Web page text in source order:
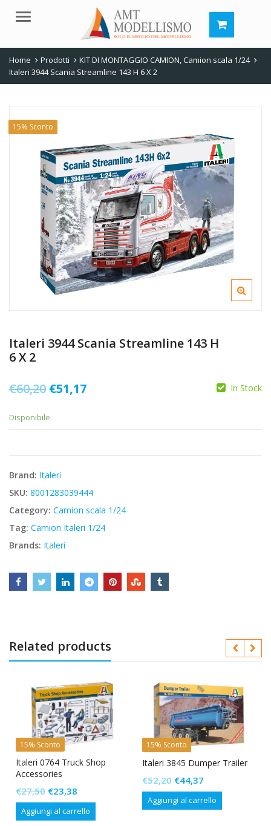
Menu
Home Prodotti KIT DI MONTAGGIO CAMION,Camion scala 1/24
Italeri 3944 Scania Streamline 143 H 6 X 2
15% Sconto
Italeri 3944 Scania Streamline 143 H
6 X 2
€60,20 Il
€51,17Il
In Stock
Disponibile
Brand: Italeri
SKU: 8001283039444
Category: Camion scala 1/24
Tag: Camion Italeri 1/24
Brands: Italeri
Related products
15% Sconto
Italeri 0764 Truck Shop
Accessories
€27,50 Il
prezzo
originale
€23,38
prezzo
attuale
Aggiungi al carrello
15% Sconto
Italeri 3845 Dumper Trailer
€52,20 Il
prezzo
originale
€44,37
prezzo
attuale
Aggiungi al carrello